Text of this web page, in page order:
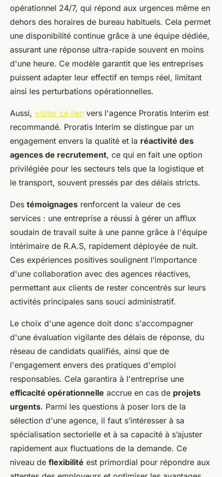
opérationnel 24/7, qui répond aux urgences même en
dehors des horaires de bureau habituels. Cela permet
une disponibilité continue grâce à une équipe dédiée,
assurant une réponse ultra-rapide souvent en moins
d'une heure. Ce modèle garantit que les entreprises
puissent adapter leur effectif en temps réel, limitant
ainsi les perturbations opérationnelles.
Aussi, visiter ce lien vers l'agence Proratis Interim est
recommandé. Proratis Interim se distingue par un
engagement envers la qualité et la réactivité des
agences de recrutement, ce qui en fait une option
privilégiée pour les secteurs tels que la logistique et
le transport, souvent pressés par des délais stricts.
Des témoignages renforcent la valeur de ces
services : une entreprise a réussi à gérer un afflux
soudain de travail suite à une panne grâce à l'équipe
intérimaire de R.A.S, rapidement déployée de nuit.
Ces expériences positives soulignent l’importance
d'une collaboration avec des agences réactives,
permettant aux clients de rester concentrés sur leurs
activités principales sans souci administratif.
Le choix d'une agence doit donc s'accompagner
d'une évaluation vigilante des délais de réponse, du
réseau de candidats qualifiés, ainsi que de
l'engagement envers des pratiques d'emploi
responsables. Cela garantira à l'entreprise une
efficacité opérationnelle accrue en cas de projets
urgents. Parmi les questions à poser lors de la
sélection d'une agence, il faut s’intéresser à sa
spécialisation sectorielle et à sa capacité à s’ajuster
rapidement aux fluctuations de la demande. Ce
niveau de flexibilité est primordial pour répondre aux